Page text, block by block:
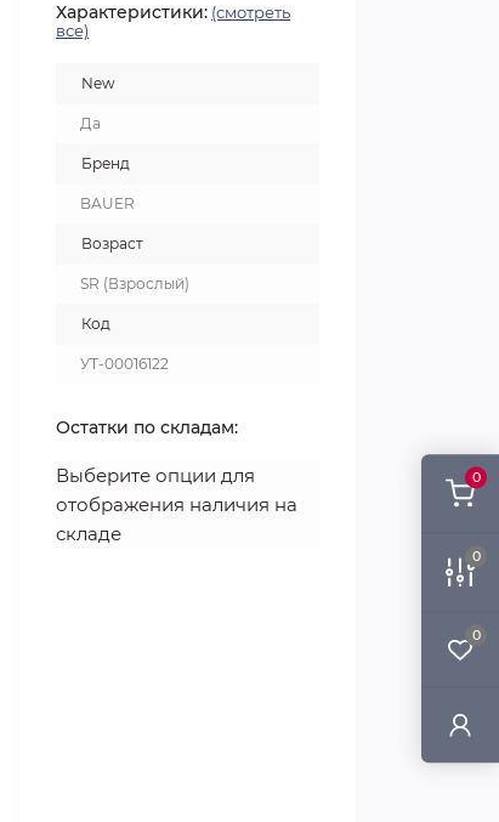
0
0
0
Характеристики: (смотреть
все)
New
Да
Бренд
BAUER
Возраст
SR (Взрослый)
Код
УТ-00016122
Остатки по складам:
Выберите опции для
отображения наличия на
складе